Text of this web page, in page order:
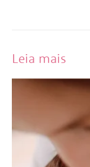
Leia mais